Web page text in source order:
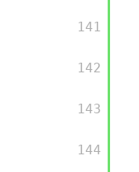
      141
      142
      143
      144